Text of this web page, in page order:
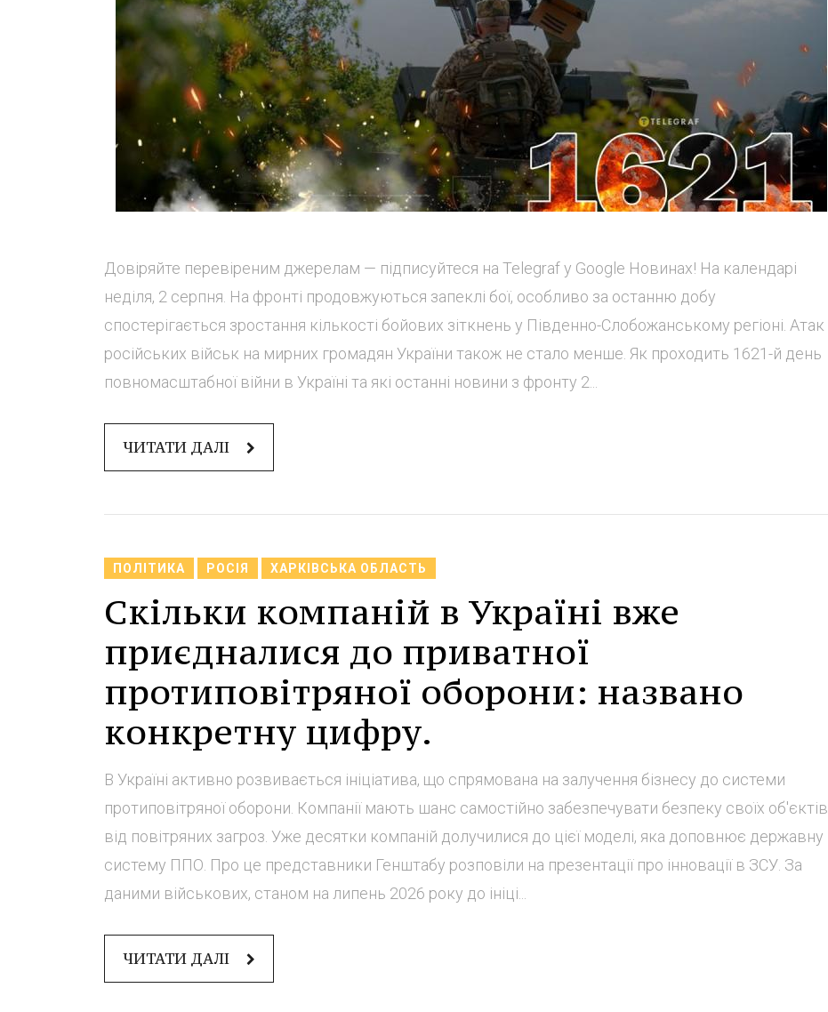
Довіряйте перевіреним джерелам — підписуйтеся на Telegraf у Google Новинах! На календарі
неділя, 2 серпня. На фронті продовжуються запеклі бої, особливо за останню добу
спостерігається зростання кількості бойових зіткнень у Південно-Слобожанському регіоні. Атак
російських військ на мирних громадян України також не стало менше. Як проходить 1621-й день
повномасштабної війни в Україні та які останні новини з фронту 2...
ЧИТАТИ ДАЛІ
ПОЛІТИКА РОСІЯ ХАРКІВСЬКА ОБЛАСТЬ
Скільки компаній в Україні вже
приєдналися до приватної
протиповітряної оборони: названо
конкретну цифру.
В Україні активно розвивається ініціатива, що спрямована на залучення бізнесу до системи
протиповітряної оборони. Компанії мають шанс самостійно забезпечувати безпеку своїх об'єктів
від повітряних загроз. Уже десятки компаній долучилися до цієї моделі, яка доповнює державну
систему ППО. Про це представники Генштабу розповіли на презентації про інновації в ЗСУ. За
даними військових, станом на липень 2026 року до ініці...
ЧИТАТИ ДАЛІ